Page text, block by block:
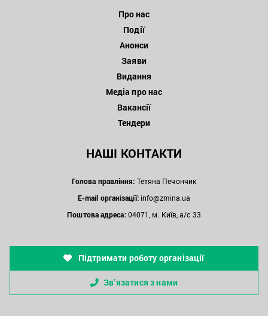
Про нас
Події
Анонси
Заяви
Видання
Медіа про нас
Вакансії
Тендери
НАШІ КОНТАКТИ
Голова правління: Тетяна Печончик
E-mail організації: info@zmina.ua
Поштова адреса:04071, м. Київ, а/с 33
Підтримати роботу організації
Зв’язатися з нами